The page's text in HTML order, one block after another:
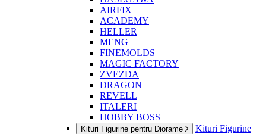
AIRFIX
ACADEMY
HELLER
MENG
FINEMOLDS
MAGIC FACTORY
ZVEZDA
DRAGON
REVELL
ITALERI
HOBBY BOSS
Kituri Figurine pentru Diorame
Kituri Figurine